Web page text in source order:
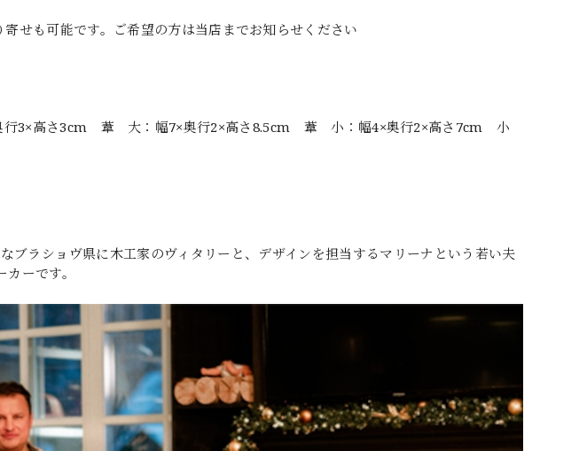
せも可能です。ご希望の方は当店までお知らせください
行3×高さ3cm 葦 大：幅7×奥行2×高さ8.5cm 葦 小：幅4×奥行2×高さ7cm 小
ラショヴ県に木工家のヴィタリーと、デザインを担当するマリーナという若い夫
ーです。